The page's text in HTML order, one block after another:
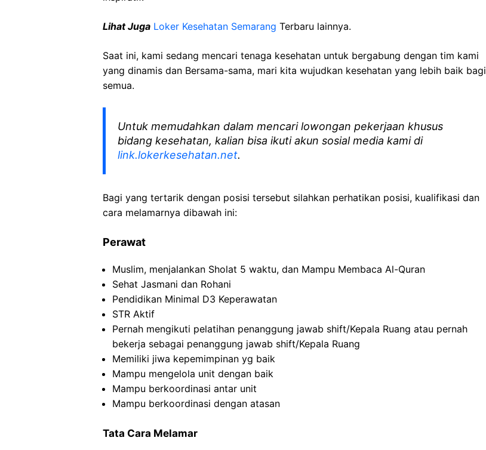
Lihat Juga Loker Kesehatan Semarang Terbaru lainnya.
Saat ini, kami sedang mencari tenaga kesehatan untuk bergabung dengan tim kami
yang dinamis dan Bersama-sama, mari kita wujudkan kesehatan yang lebih baik bagi
semua.
Untuk memudahkan dalam mencari lowongan pekerjaan khusus
bidang kesehatan, kalian bisa ikuti akun sosial media kami di
link.lokerkesehatan.net.
Bagi yang tertarik dengan posisi tersebut silahkan perhatikan posisi, kualifikasi dan
cara melamarnya dibawah ini:
Perawat
Muslim, menjalankan Sholat 5 waktu, dan Mampu Membaca Al-Quran
Sehat Jasmani dan Rohani
Pendidikan Minimal D3 Keperawatan
STR Aktif
Pernah mengikuti pelatihan penanggung jawab shift/Kepala Ruang atau pernah
bekerja sebagai penanggung jawab shift/Kepala Ruang
Memiliki jiwa kepemimpinan yg baik
Mampu mengelola unit dengan baik
Mampu berkoordinasi antar unit
Mampu berkoordinasi dengan atasan
Tata Cara Melamar